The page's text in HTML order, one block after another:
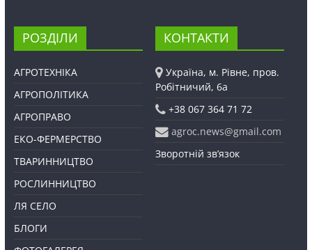
РОЗДІЛИ
АГРОТЕХНІКА
АГРОПОЛІТИКА
АГРОПРАВО
ЕКО-ФЕРМЕРСТВО
ТВАРИННИЦТВО
РОСЛИННИЦТВО
ЛЯ СЕЛО
БЛОГИ
КОНТАКТИ
Україна, м. Рівне, пров.
Робітничий, 6а
+38 067 364 71 72
agroc.news@gmail.com
Зворотній зв’язок